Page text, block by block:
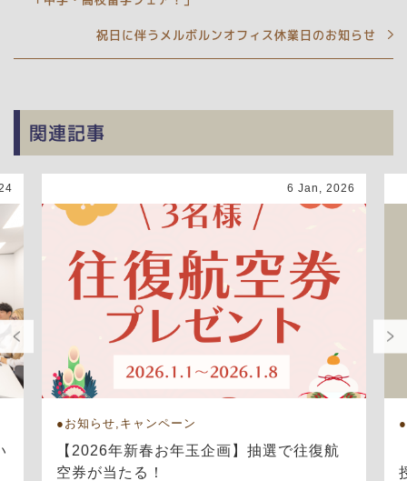
祝日に伴うメルボルンオフィス休業日のお知らせ
関連記事
6 Jan, 2026
お知らせ,キャンペーン
【2026年新春お年玉企画】抽選で往復航
空券が当たる！